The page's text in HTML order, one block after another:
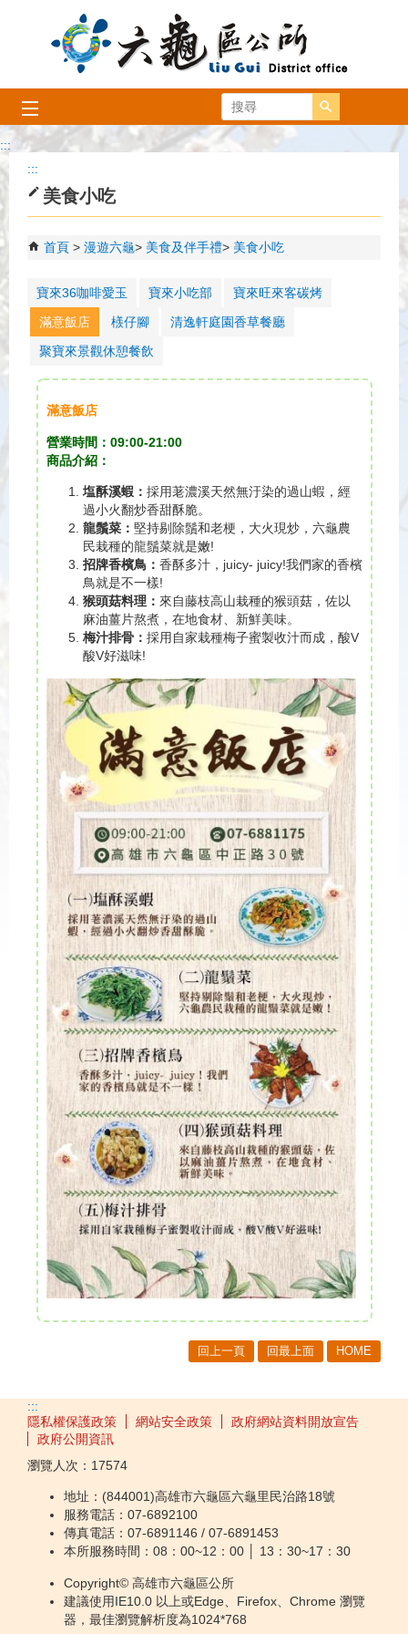
跳到主要內容區塊
搜尋
:::
:::
美食小吃
首頁 漫遊六龜 美食及伴手禮 美食小吃
寶來36咖啡愛玉 寶來小吃部
寶來旺來客碳烤
滿意飯店
檨仔腳
清逸軒庭園香草餐廳
聚寶來景觀休憩餐飲
滿意飯店
營業時間：09:00-21:00
商品介紹：
塩酥溪蝦： 採用荖濃溪天然無汙染的過山蝦，經
過小火翻炒香甜酥脆。
龍鬚菜： 堅持剔除鬚和老梗，大火現炒，六龜農
民栽種的龍鬚菜就是嫩!
招牌香檳鳥： 香酥多汁，juicy- juicy!我們家的香檳
鳥就是不一樣!
猴頭菇料理： 來自藤枝高山栽種的猴頭菇，佐以
麻油薑片熬煮，在地食材、新鮮美味。
梅汁排骨： 採用自家栽種梅子蜜製收汁而成，酸V
酸V好滋味!
回上一頁 回最上面 HOME
:::
隱私權保護政策
網站安全政策
政府網站資料開放宣告
政府公開資訊
瀏覽人次： 17574
地址：(844001)高雄市六龜區六龜里民治路18號
服務電話：07-6892100
傳真電話：07-6891146 / 07-6891453
本所服務時間：08：00~12：00 │ 13：30~17：30
Copyright© 高雄市六龜區公所
建議使用IE10.0 以上或Edge、Firefox、Chrome 瀏覽
器，最佳瀏覽解析度為1024*768